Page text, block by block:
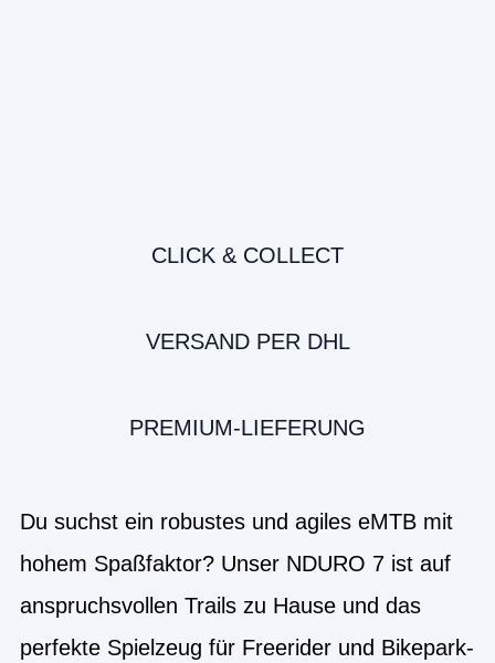
CLICK & COLLECT
VERSAND PER DHL
PREMIUM-LIEFERUNG
Du suchst ein robustes und agiles eMTB mit
hohem Spaßfaktor? Unser NDURO 7 ist auf
anspruchsvollen Trails zu Hause und das
perfekte Spielzeug für Freerider und Bikepark-